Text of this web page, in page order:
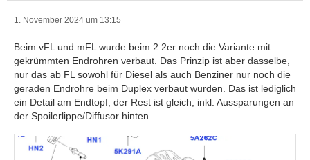
1. November 2024 um 13:15
Beim vFL und mFL wurde beim 2.2er noch die Variante mit
gekrümmten Endrohren verbaut. Das Prinzip ist aber dasselbe,
nur das ab FL sowohl für Diesel als auch Benziner nur noch die
geraden Endrohre beim Duplex verbaut wurden. Das ist lediglich
ein Detail am Endtopf, der Rest ist gleich, inkl. Aussparungen an
der Spoilerlippe/Diffusor hinten.